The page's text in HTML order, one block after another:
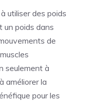
utiliser des poids
un poids dans
de
seulement à
améliorer la
pour les